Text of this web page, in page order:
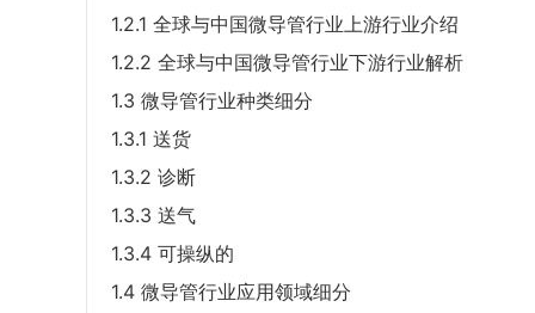
1.2.1 全球与中国微导管行业上游行业介绍
1.2.2 全球与中国微导管行业下游行业解析
1.3 微导管行业种类细分
1.3.1 送货
1.3.2 诊断
1.3.3 送气
1.3.4 可操纵的
1.4 微导管行业应用领域细分